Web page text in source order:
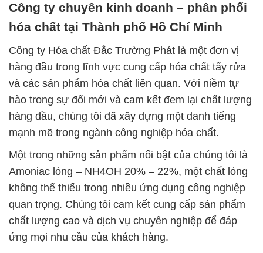
Công ty chuyên kinh doanh – phân phối
hóa chất tại Thành phố Hồ Chí Minh
Công ty Hóa chất Đắc Trường Phát là một đơn vị
hàng đầu trong lĩnh vực cung cấp hóa chất tẩy rửa
và các sản phẩm hóa chất liên quan. Với niềm tự
hào trong sự đổi mới và cam kết đem lại chất lượng
hàng đầu, chúng tôi đã xây dựng một danh tiếng
mạnh mẽ trong ngành công nghiệp hóa chất.
Một trong những sản phẩm nổi bật của chúng tôi là
Amoniac lỏng – NH4OH 20% – 22%, một chất lỏng
không thể thiếu trong nhiều ứng dụng công nghiệp
quan trọng. Chúng tôi cam kết cung cấp sản phẩm
chất lượng cao và dịch vụ chuyên nghiệp để đáp
ứng mọi nhu cầu của khách hàng.